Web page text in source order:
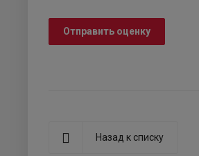
Отправить оценку
Назад к списку